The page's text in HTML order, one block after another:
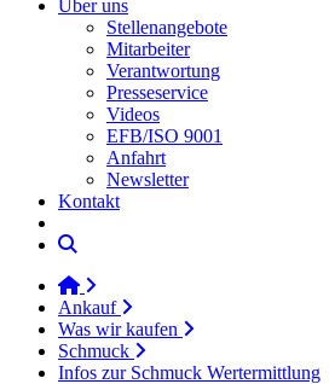
Über uns
Stellenangebote
Mitarbeiter
Verantwortung
Presseservice
Videos
EFB/ISO 9001
Anfahrt
Newsletter
Kontakt
Ankauf
Was wir kaufen
Schmuck
Infos zur Schmuck Wertermittlung